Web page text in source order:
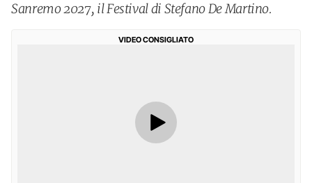
Sanremo 2027, il Festival di Stefano De Martino.
VIDEO CONSIGLIATO